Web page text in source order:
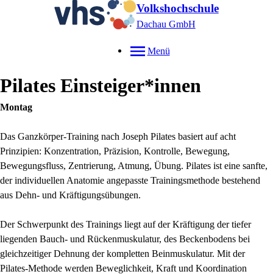
Volkshochschule
Dachau GmbH
Menü
Pilates Einsteiger*innen
Montag
Das Ganzkörper-Training nach Joseph Pilates basiert auf acht
Prinzipien: Konzentration, Präzision, Kontrolle, Bewegung,
Bewegungsfluss, Zentrierung, Atmung, Übung. Pilates ist eine sanfte,
der individuellen Anatomie angepasste Trainingsmethode bestehend
aus Dehn- und Kräftigungsübungen.
Der Schwerpunkt des Trainings liegt auf der Kräftigung der tiefer
liegenden Bauch- und Rückenmuskulatur, des Beckenbodens bei
gleichzeitiger Dehnung der kompletten Beinmuskulatur. Mit der
Pilates-Methode werden Beweglichkeit, Kraft und Koordination